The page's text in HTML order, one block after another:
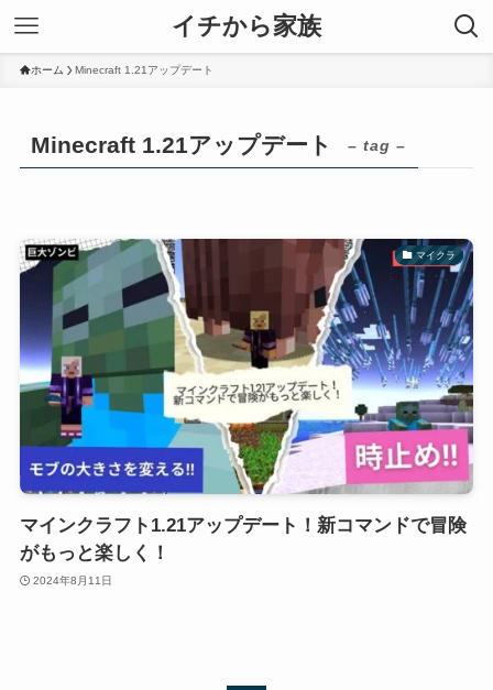
イチから家族
ホーム Minecraft 1.21アップデート
Minecraft 1.21アップデート – tag –
マイクラ
マインクラフト1.21アップデート！新コマンドで冒険
がもっと楽しく！
2024年8月11日